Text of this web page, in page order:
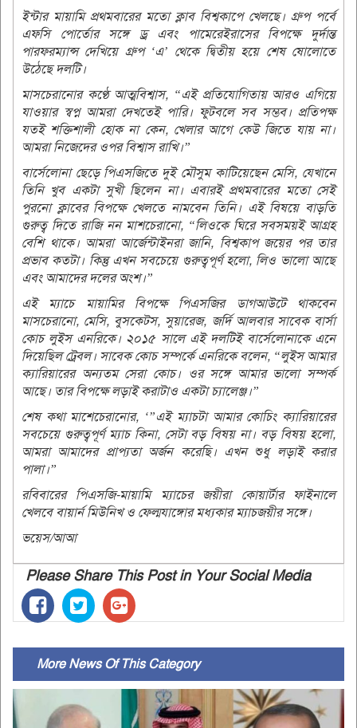
ইন্টার মায়ামি প্রথমবারের মতো ক্লাব বিশ্বকাপে খেলছে। গ্রুপ পর্বে
এফসি পোর্তোর সঙ্গে ড্র এবং পামেরেইরাসের বিপক্ষে দুর্দান্ত
পারফরম্যান্স দেখিয়ে গ্রুপ ‘এ’ থেকে দ্বিতীয় হয়ে শেষ ষোলোতে
উঠেছে দলটি।
মাসচেরানোর কণ্ঠে আত্মবিশ্বাস, “এই প্রতিযোগিতায় আরও এগিয়ে
যাওয়ার স্বপ্ন আমরা দেখতেই পারি। ফুটবলে সব সম্ভব। প্রতিপক্ষ
যতই শক্তিশালী হোক না কেন, খেলার আগে কেউ জিতে যায় না।
আমরা নিজেদের ওপর বিশ্বাস রাখি।”
বার্সেলোনা ছেড়ে পিএসজিতে দুই মৌসুম কাটিয়েছেন মেসি, যেখানে
তিনি খুব একটা সুখী ছিলেন না। এবারই প্রথমবারের মতো সেই
পুরনো ক্লাবের বিপক্ষে খেলতে নামবেন তিনি। এই বিষয়ে বাড়তি
গুরুত্ব দিতে রাজি নন মাশচেরানো, “লিওকে ঘিরে সবসময়ই আগ্রহ
বেশি থাকে। আমরা আর্জেন্টাইনরা জানি, বিশ্বকাপ জয়ের পর তার
প্রভাব কতটা। কিন্তু এখন সবচেয়ে গুরুত্বপূর্ণ হলো, লিও ভালো আছে
এবং আমাদের দলের অংশ।”
এই ম্যাচে মায়ামির বিপক্ষে পিএসজির ডাগআউটে থাকবেন
মাসচেরানো, মেসি, বুসকেটস, সুয়ারেজ, জর্দি আলবার সাবেক বার্সা
কোচ লুইস এনরিকে। ২০১৫ সালে এই দলটিই বার্সেলোনাকে এনে
দিয়েছিল ট্রেবল। সাবেক কোচ সম্পর্কে এনরিকে বলেন, “লুইস আমার
ক্যারিয়ারের অন্যতম সেরা কোচ। ওর সঙ্গে আমার ভালো সম্পর্ক
আছে। তার বিপক্ষে লড়াই করাটাও একটা চ্যালেঞ্জ।”
শেষ কথা মাশেচেরানোর, ‘”এই ম্যাচটা আমার কোচিং ক্যারিয়ারের
সবচেয়ে গুরুত্বপূর্ণ ম্যাচ কিনা, সেটা বড় বিষয় না। বড় বিষয় হলো,
আমরা আমাদের প্রাপ্যতা অর্জন করেছি। এখন শুধু লড়াই করার
পালা।”
রবিবারের পিএসজি-মায়ামি ম্যাচের জয়ীরা কোয়ার্টার ফাইনালে
খেলবে বায়ার্ন মিউনিখ ও ফ্ল্মেযাঙ্গোর মধ্যকার ম্যাচজয়ীর সঙ্গে।
ভয়েস/আআ
Please Share This Post in Your Social Media
More News Of This Category